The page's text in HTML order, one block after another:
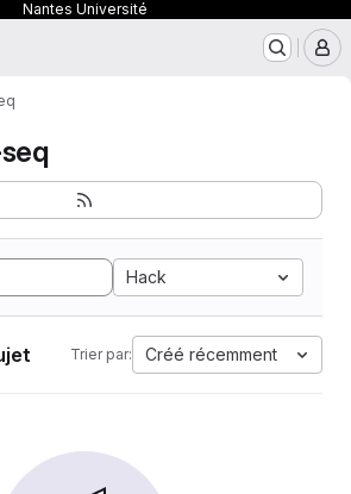
Nantes Université
Hack
Trier par: Créé récemment